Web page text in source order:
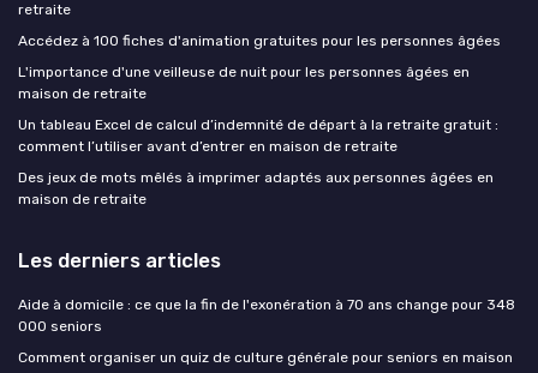
retraite
Accédez à 100 fiches d'animation gratuites pour les personnes âgées
L'importance d'une veilleuse de nuit pour les personnes âgées en
maison de retraite
Un tableau Excel de calcul d’indemnité de départ à la retraite gratuit :
comment l’utiliser avant d’entrer en maison de retraite
Des jeux de mots mêlés à imprimer adaptés aux personnes âgées en
maison de retraite
Les derniers articles
Aide à domicile : ce que la fin de l'exonération à 70 ans change pour 348
000 seniors
Comment organiser un quiz de culture générale pour seniors en maison